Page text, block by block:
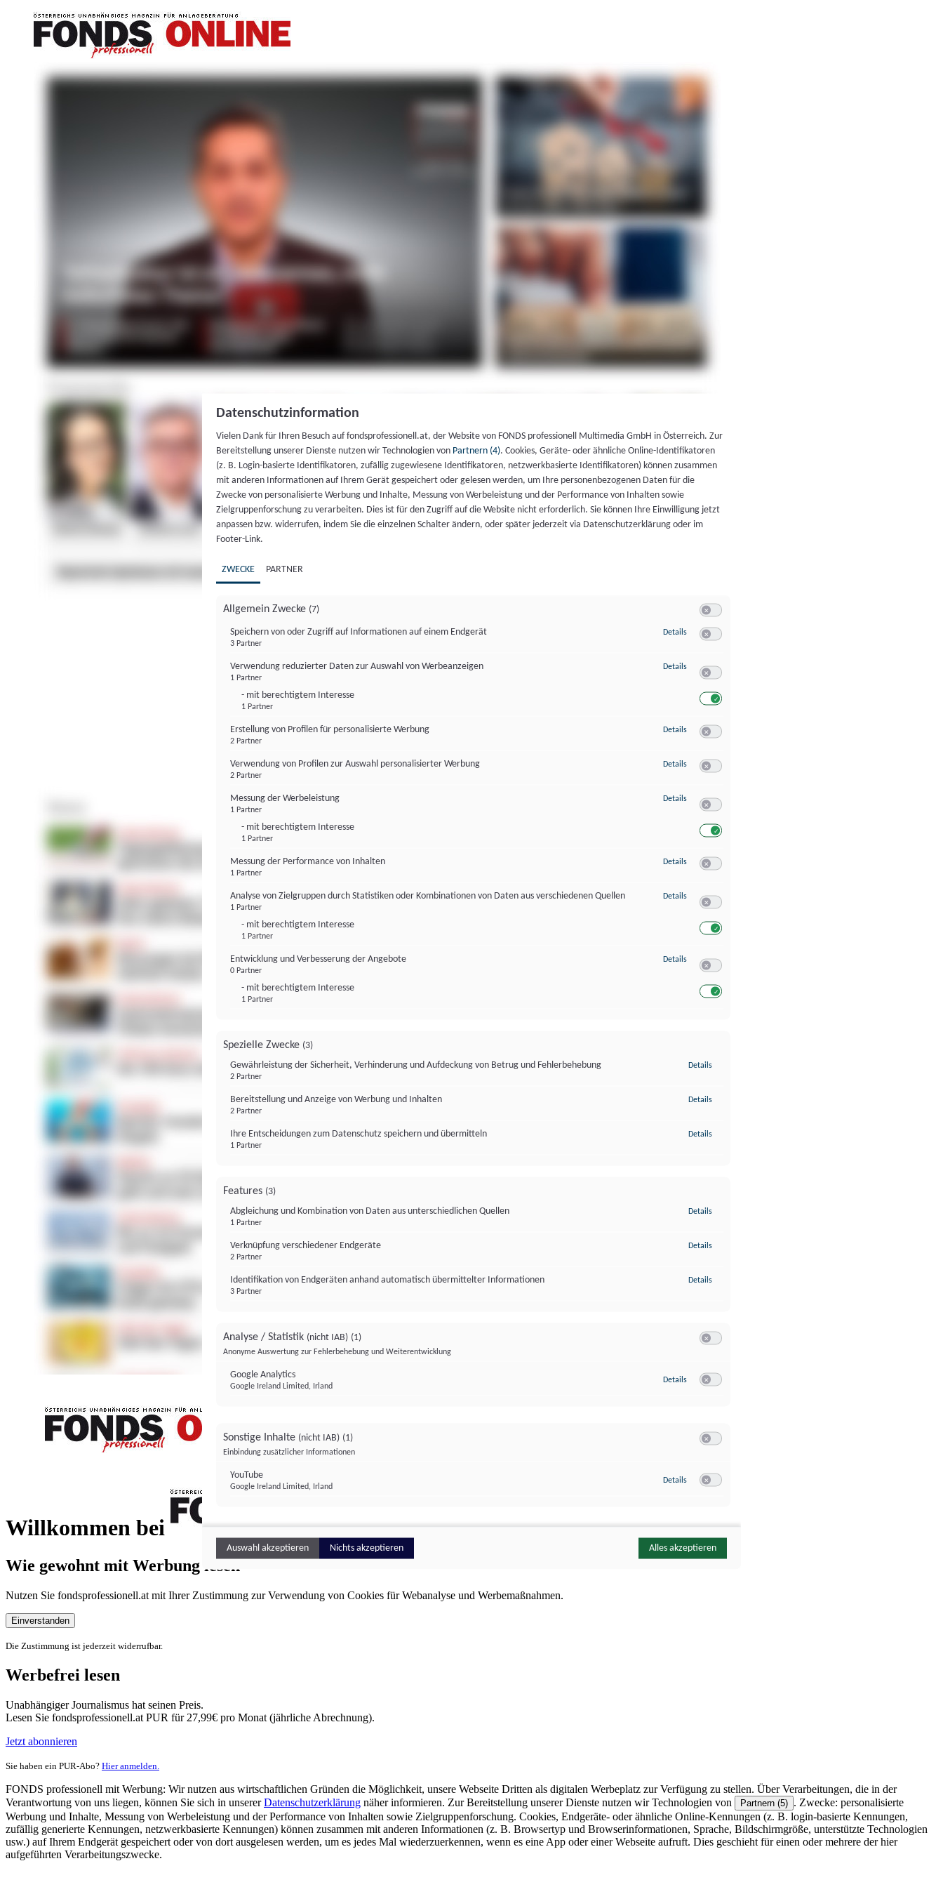
Willkommen bei
FONDS professionell
Wie gewohnt mit Werbung lesen
Nutzen Sie fondsprofessionell.at mit Ihrer Zustimmung zur Verwendung von Cookies für Webanalyse und Werbemaßnahmen.
Einverstanden
Die Zustimmung ist jederzeit widerrufbar.
Werbefrei lesen
Unabhängiger Journalismus hat seinen Preis.
Lesen Sie fondsprofessionell.at PUR für 27,99€ pro Monat (jährliche Abrechnung).
Jetzt abonnieren
Sie haben ein PUR-Abo? Hier anmelden.
FONDS professionell mit Werbung: Wir nutzen aus wirtschaftlichen Gründen die Möglichkeit, unsere Webseite Dritten als digitalen Werbeplatz zur Verfügung zu stellen. Über Verarbeitungen, die in der
Verantwortung von uns liegen, können Sie sich in unsererDatenschutzerklärung näher informieren. Zur Bereitstellung unserer Dienste nutzen wir Technologien von Partnern (5) . Zwecke: personalisierte
Werbung und Inhalte, Messung von Werbeleistung und der Performance von Inhalten sowie Zielgruppenforschung. Cookies, Endgeräte- oder ähnliche Online-Kennungen (z. B. login-basierte Kennungen,
zufällig generierte Kennungen, netzwerkbasierte Kennungen) können zusammen mit anderen Informationen (z. B. Browsertyp und Browserinformationen, Sprache, Bildschirmgröße, unterstützte Technologien
usw.) auf Ihrem Endgerät gespeichert oder von dort ausgelesen werden, um es jedes Mal wiederzuerkennen, wenn es eine App oder einer Webseite aufruft. Dies geschieht für einen oder mehrere der hier
aufgeführten Verarbeitungszwecke.
Datenschutzinformation
Vielen Dank für Ihren Besuch auf fondsprofessionell.at, der Website von FONDS professionell Multimedia GmbH in Österreich. Zur
Bereitstellung unserer Dienste nutzen wir Technologien von Partnern (4). Cookies, Geräte- oder ähnliche Online-Identifikatoren
(z. B. Login-basierte Identifikatoren, zufällig zugewiesene Identifikatoren, netzwerkbasierte Identifikatoren) können zusammen
mit anderen Informationen auf Ihrem Gerät gespeichert oder gelesen werden, um Ihre personenbezogenen Daten für die
Zwecke von personalisierte Werbung und Inhalte, Messung von Werbeleistung und der Performance von Inhalten sowie
Zielgruppenforschung zu verarbeiten. Dies ist für den Zugriff auf die Website nicht erforderlich. Sie können Ihre Einwilligung jetzt
anpassen bzw. widerrufen, indem Sie die einzelnen Schalter ändern, oder später jederzeit via Datenschutzerklärung oder im
Footer-Link.
ZWECKE PARTNER
Allgemein Zwecke (7)
Speichern von oder Zugriff auf Informationen auf einem Endgerät
3 Partner
Details zu Speichern von oder Zugriff auf Informationen auf einem Endgerät
Verwendung reduzierter Daten zur Auswahl von Werbeanzeigen
1 Partner
- mit berechtigtem Interesse
1 Partner
Details zu Verwendung reduzierter Daten zur Auswahl von Werbeanzeigen
Erstellung von Profilen für personalisierte Werbung
2 Partner
Details zu Erstellung von Profilen für personalisierte Werbung
Verwendung von Profilen zur Auswahl personalisierter Werbung
2 Partner
Details zu Verwendung von Profilen zur Auswahl personalisierter Werbung
Messung der Werbeleistung
1 Partner
- mit berechtigtem Interesse
1 Partner
Details zu Messung der Werbeleistung
Messung der Performance von Inhalten
1 Partner
Details zu Messung der Performance von Inhalten
Analyse von Zielgruppen durch Statistiken oder Kombinationen von Daten aus verschiedenen Quellen
1 Partner
- mit berechtigtem Interesse
1 Partner
Details zu Analyse von Zielgruppen durch Statistiken oder Kombinationen von
Entwicklung und Verbesserung der Angebote
0 Partner
- mit berechtigtem Interesse
1 Partner
Details zu Entwicklung und Verbesserung der Angebote
Spezielle Zwecke (3)
Gewährleistung der Sicherheit, Verhinderung und Aufdeckung von Betrug und Fehlerbehebung
2 Partner
Details
Bereitstellung und Anzeige von Werbung und Inhalten
2 Partner
Details
Ihre Entscheidungen zum Datenschutz speichern und übermitteln
1 Partner
Details
Features (3)
Abgleichung und Kombination von Daten aus unterschiedlichen Quellen
1 Partner
Details
Verknüpfung verschiedener Endgeräte
2 Partner
Details
Identifikation von Endgeräten anhand automatisch übermittelter Informationen
3 Partner
Details
Analyse / Statistik (nicht IAB) (1)
Anonyme Auswertung zur Fehlerbehebung und Weiterentwicklung
Google Analytics
Google Ireland Limited, Irland
Details zu Google Analytics
Sonstige Inhalte (nicht IAB) (1)
Einbindung zusätzlicher Informationen
YouTube
Google Ireland Limited, Irland
Details zu YouTube
Auswahl akzeptieren Nichts akzeptieren Alles akzeptieren